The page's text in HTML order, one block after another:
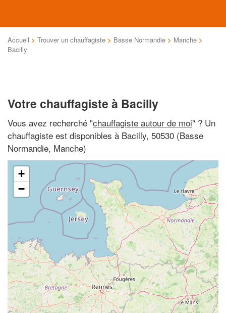
Accueil > Trouver un chauffagiste > Basse Normandie > Manche >
Bacilly
Votre chauffagiste à Bacilly
Vous avez recherché "chauffagiste autour de moi" ? Un
chauffagiste est disponibles à Bacilly, 50530 (Basse
Normandie, Manche)
+
−